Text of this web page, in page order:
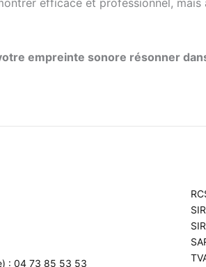
efficace et professionnel,
empreinte sonore résonner
: 04 73 85 53 53